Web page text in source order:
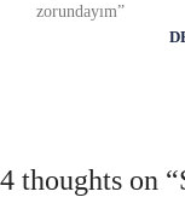
zorundayım”
4 thoughts on “